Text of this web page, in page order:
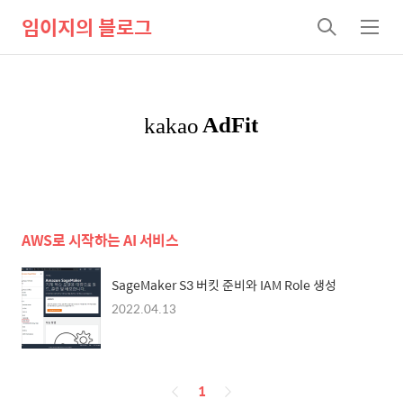
임이지의 블로그
검
색
메
뉴
AWS로 시작하는 AI 서비스
SageMaker S3 버킷 준비와 IAM Role 생성
2022.04.13
페
1